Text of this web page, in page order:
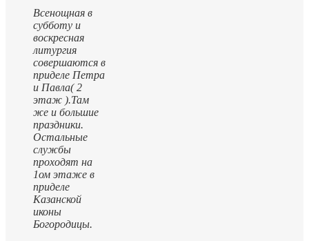
Всенощная в
субботу и
воскресная
литургия
совершаются в
приделе Петра
и Павла( 2
этаж ).Там
же и большие
праздники.
Остальные
службы
проходят на
1ом этаже в
приделе
Казанской
иконы
Богородицы.